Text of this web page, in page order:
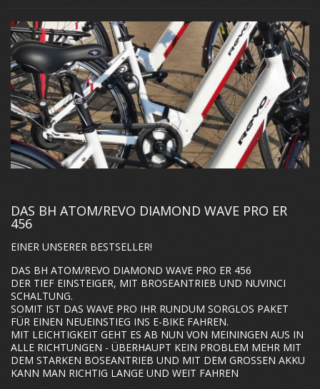
DAS BH ATOM/REVO DIAMOND WAVE PRO ER
456
EINER UNSERER BESTSELLER!
DAS BH ATOM/REVO DIAMOND WAVE PRO ER 456
DER TIEF EINSTEIGER, MIT BROSEANTRIEB UND NUVINCI
SCHALTUNG.
SOMIT IST DAS WAVE PRO IHR RUNDUM SORGLOS PAKET
FÜR EINEN NEUEINSTIEG INS E-BIKE FAHREN.
MIT LEICHTIGKEIT GEHT ES AB NUN VON MEININGEN AUS IN
ALLE RICHTUNGEN - ÜBERHAUPT KEIN PROBLEM MEHR MIT
DEM STARKEN BOSEANTRIEB UND MIT DEM GROSSEN AKKU K
ANN MAN RICHTIG LANGE UND WEIT FAHREN